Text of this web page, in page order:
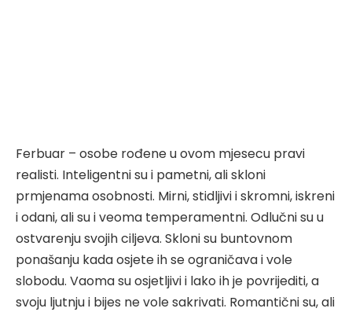
Ferbuar – osobe rođene u ovom mjesecu pravi
realisti. Inteligentni su i pametni, ali skloni
prmjenama osobnosti. Mirni, stidljivi i skromni, iskreni
i odani, ali su i veoma temperamentni. Odlučni su u
ostvarenju svojih ciljeva. Skloni su buntovnom
ponašanju kada osjete ih se ograničava i vole
slobodu. Vaoma su osjetljivi i lako ih je povrijediti, a
svoju ljutnju i bijes ne vole sakrivati. Romantični su, ali